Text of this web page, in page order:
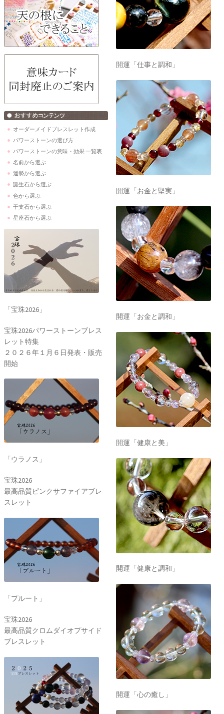
オーダーメイドブレスレット作成
パワーストーンの選び方
パワーストーンの意味・効果 一覧表
名前から選ぶ
運勢から選ぶ
誕生石から選ぶ
色から選ぶ
干支石から選ぶ
星座石から選ぶ
「宝珠2026」
宝珠2026パワーストーンブレス
レット特集
２０２６年１月６日発表・販売
開始
「ウラノス」
宝珠2026
最高品質ピンクサファイアブレ
スレット
「プルート」
宝珠2026
最高品質クロムダイオプサイド
ブレスレット
開運「仕事と調和」
開運「お金と堅実」
開運「お金と調和」
開運「健康と美」
開運「健康と調和」
開運「心の癒し」